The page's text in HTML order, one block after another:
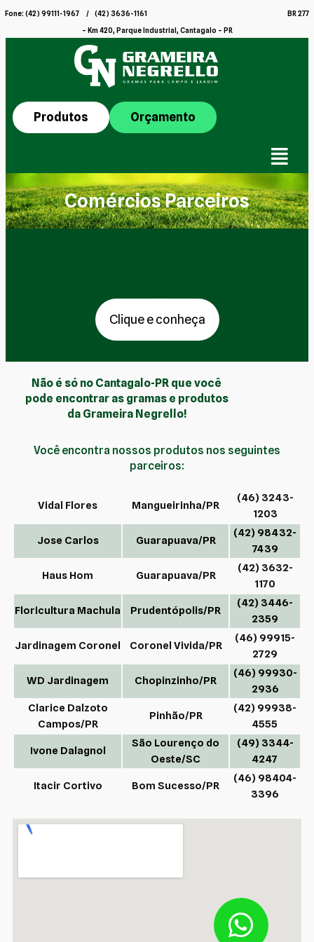
Fone: (42) 99111-1967 / (42) 3636-1161 BR 277
– Km 420, Parque Industrial, Cantagalo – PR
Produtos Orçamento
Comércios Parceiros
Clique e conheça
Não é só no Cantagalo-PR que você
pode encontrar as gramas e produtos
da Grameira Negrello!
Você encontra nossos produtos nos seguintes
parceiros:
Vidal Flores Mangueirinha/PR
(46) 3243-
1203
Jose Carlos Guarapuava/PR
(42) 98432-
7439
Haus Hom Guarapuava/PR
(42) 3632-
1170
Floricultura Machula Prudentópolis/PR
(42) 3446-
2359
Jardinagem Coronel Coronel Vivida/PR
(46) 99915-
2729
WD Jardinagem Chopinzinho/PR
(46) 99930-
2936
Clarice Dalzoto
Campos/PR
Pinhão/PR
(42) 99938-
4555
Ivone Dalagnol
São Lourenço do
Oeste/SC
(49) 3344-
4247
Itacir Cortivo Bom Sucesso/PR
(46) 98404-
3396